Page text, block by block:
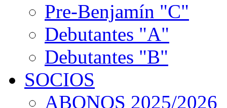
Pre-Benjamín "C"
Debutantes "A"
Debutantes "B"
SOCIOS
ABONOS 2025/2026